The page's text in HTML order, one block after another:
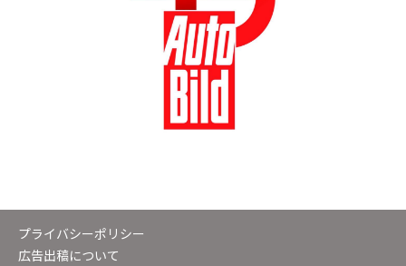
プライバシーポリシー
広告出稿について